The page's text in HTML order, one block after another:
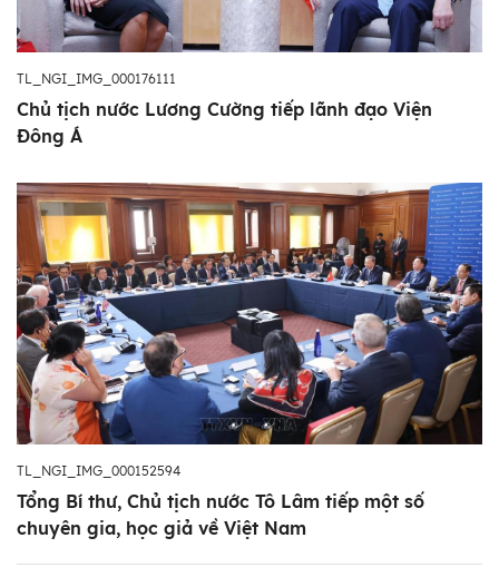
TL_NGI_IMG_000176111
Chủ tịch nước Lương Cường tiếp lãnh đạo Viện
Đông Á
TL_NGI_IMG_000152594
Tổng Bí thư, Chủ tịch nước Tô Lâm tiếp một số
chuyên gia, học giả về Việt Nam